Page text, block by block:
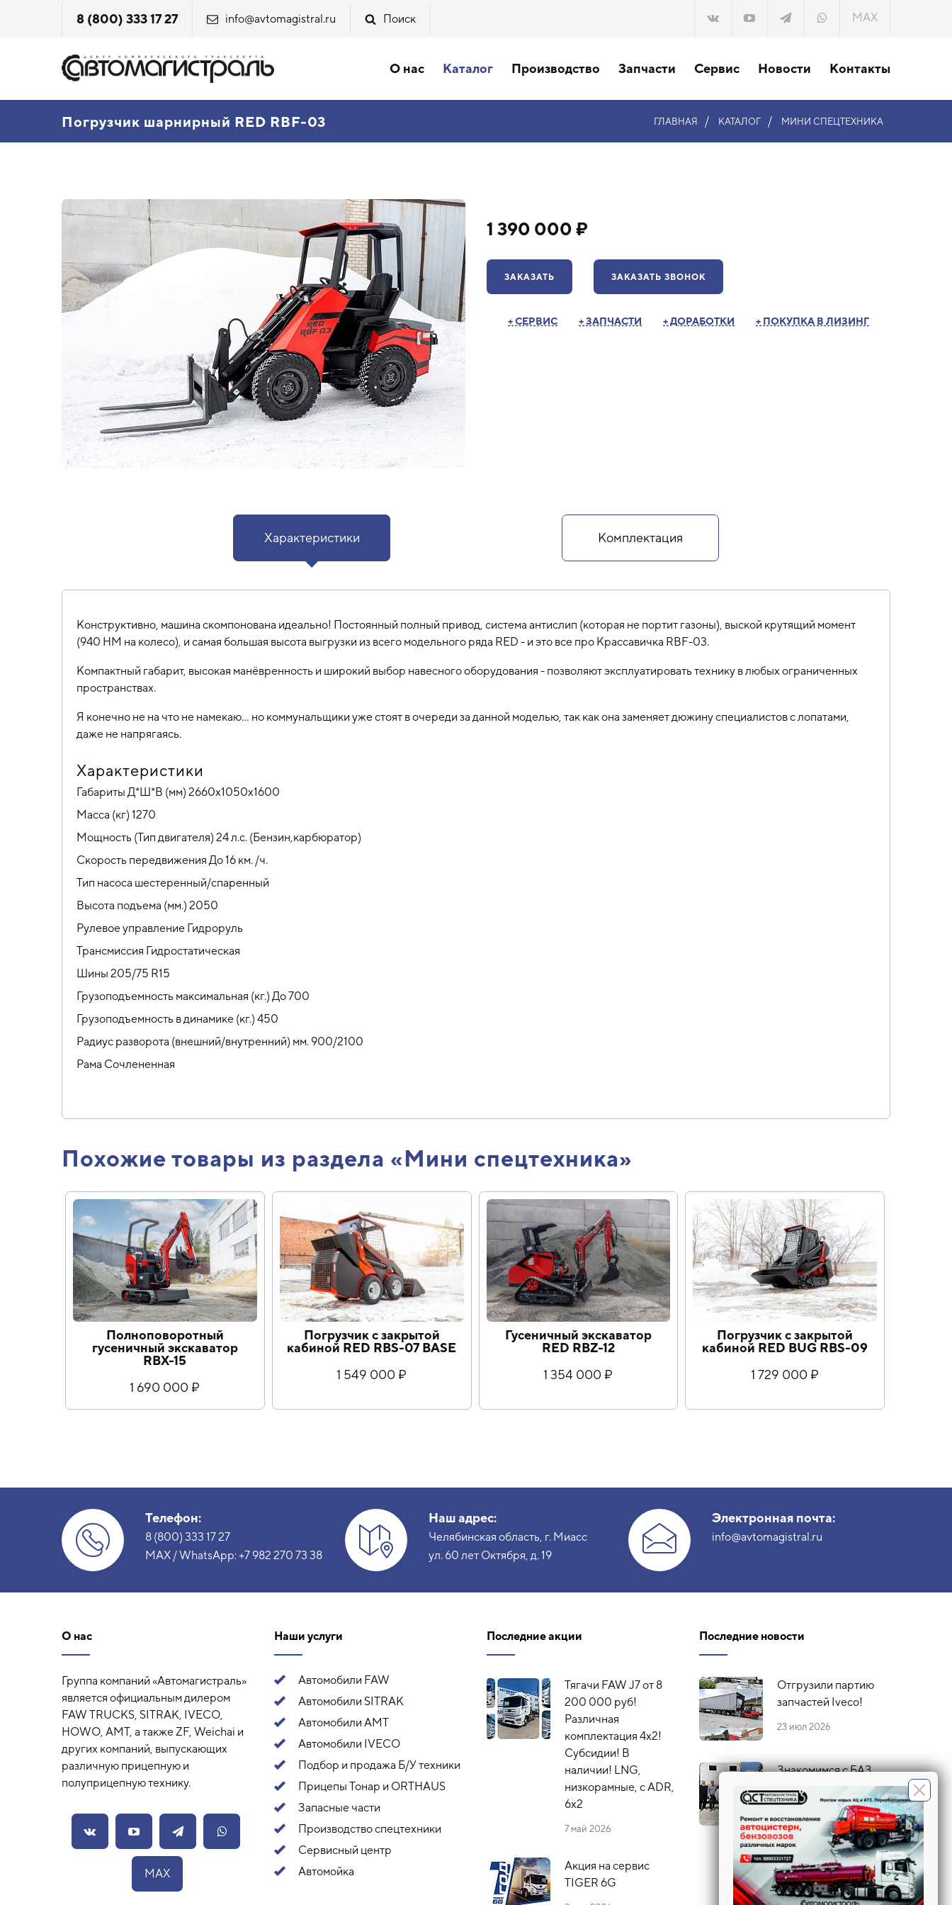
8 (800) 333 17 27 info@avtomagistral.ru Поиск MAX
О нас Каталог Производство Запчасти Сервис Новости Контакты
Погрузчик шарнирный RED RBF-03 ГЛАВНАЯ / КАТАЛОГ / МИНИ СПЕЦТЕХНИКА
1 390 000 ₽
ЗАКАЗАТЬ ЗАКАЗАТЬ ЗВОНОК
+ СЕРВИС + ЗАПЧАСТИ + ДОРАБОТКИ + ПОКУПКА В ЛИЗИНГ
Характеристики Комплектация
Конструктивно, машина скомпонована идеально! Постоянный полный привод, система антислип (которая не портит газоны), выской крутящий момент
(940 НМ на колесо), и самая большая высота выгрузки из всего модельного ряда RED - и это все про Крассавичка RBF-03.
Компактный габарит, высокая манёвренность и широкий выбор навесного оборудования - позволяют эксплуатировать технику в любых ограниченных
пространствах.
Я конечно не на что не намекаю... но коммунальщики уже стоят в очереди за данной моделью, так как она заменяет дюжину специалистов с лопатами,
даже не напрягаясь.
Характеристики
Габариты Д*Ш*В (мм) 2660х1050х1600
Масса (кг) 1270
Мощность (Тип двигателя) 24 л.с. (Бензин,карбюратор)
Скорость передвижения До 16 км. /ч.
Тип насоса шестеренный/спаренный
Высота подъема (мм.) 2050
Рулевое управление Гидроруль
Трансмиссия Гидростатическая
Шины 205/75 R15
Грузоподъемность максимальная (кг.) До 700
Грузоподъемность в динамике (кг.) 450
Радиус разворота (внешний/внутренний) мм. 900/2100
Рама Сочлененная
Похожие товары из раздела «Мини спецтехника»
Полноповоротный
гусеничный экскаватор
RBX-15
1 690 000 ₽
Погрузчик с закрытой
кабиной RED RBS-07 BASE
1 549 000 ₽
Гусеничный экскаватор
RED RBZ-12
1 354 000 ₽
Погрузчик с закрытой
кабиной RED BUG RBS-09
1 729 000 ₽
Телефон:
8 (800) 333 17 27
MAX / WhatsApp:+7 982 270 73 38
Наш адрес:
Челябинская область, г. Миасс
ул. 60 лет Октября, д. 19
Электронная почта:
info@avtomagistral.ru
О нас
Группа компаний «Автомагистраль»
является официальным дилером
FAW TRUCKS, SITRAK, IVECO,
HOWO, AMT, а также ZF, Weichai и
других компаний, выпускающих
различную прицепную и
полуприцепную технику.
MAX
Наши услуги
Автомобили FAW
Автомобили SITRAK
Автомобили АМТ
Автомобили IVECO
Подбор и продажа Б/У техники
Прицепы Тонар и ORTHAUS
Запасные части
Производство спецтехники
Сервисный центр
Автомойка
Последние акции
Тягачи FAW J7 от 8
200 000 руб!
Различная
комплектация 4х2!
Субсидии! В
наличии! LNG,
низкорамные, с ADR,
6x2
7 май 2026
Акция на сервис
TIGER 6G
Последние новости
Отгрузили партию
запчастей Iveco!
23 июл 2026
Знакомимся с БАЗ
16 июл 2026